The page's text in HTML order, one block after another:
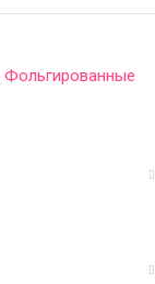
Фольгированные